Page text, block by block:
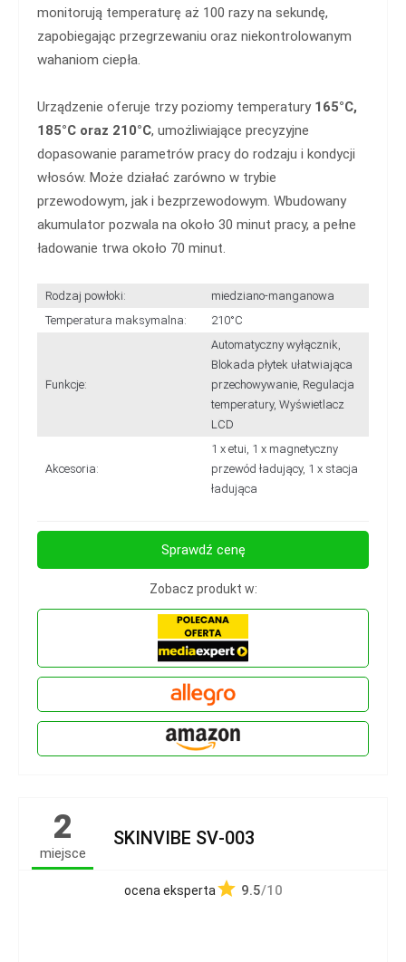
monitorują temperaturę aż 100 razy na sekundę,
zapobiegając przegrzewaniu oraz niekontrolowanym
wahaniom ciepła.
Urządzenie oferuje trzy poziomy temperatury 165°C,
185°C oraz 210°C, umożliwiające precyzyjne
dopasowanie parametrów pracy do rodzaju i kondycji
włosów. Może działać zarówno w trybie
przewodowym, jak i bezprzewodowym. Wbudowany
akumulator pozwala na około 30 minut pracy, a pełne
ładowanie trwa około 70 minut.
Rodzaj powłoki:
miedziano-manganowa
Temperatura maksymalna:
210°C
Funkcje:
Automatyczny wyłącznik,
Blokada płytek ułatwiająca
przechowywanie, Regulacja
temperatury, Wyświetlacz
LCD
Akcesoria:
1 x etui, 1 x magnetyczny
przewód ładujący, 1 x stacja
ładująca
Sprawdź cenę
Zobacz produkt w:
2
miejsce
SKINVIBE SV‑003
ocena eksperta 9.5/10